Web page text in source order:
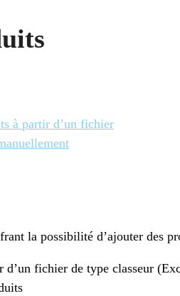
à partir d’un fichier
la possibilité d’ajouter des
fichier de type classeur